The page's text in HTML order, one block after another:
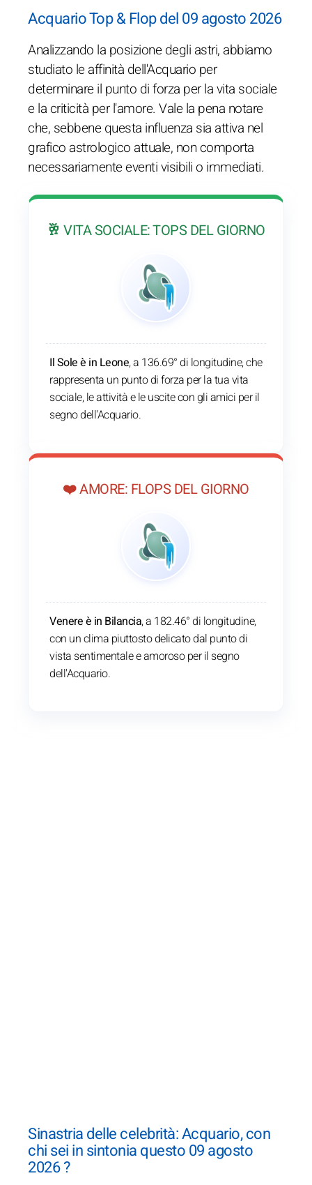
Acquario Top & Flop del 09 agosto 2026
Analizzando la posizione degli astri, abbiamo
studiato le affinità dell'Acquario per
determinare il punto di forza per la vita sociale
e la criticità per l'amore. Vale la pena notare
che, sebbene questa influenza sia attiva nel
grafico astrologico attuale, non comporta
necessariamente eventi visibili o immediati.
🥂 VITA SOCIALE: TOPS DEL GIORNO
Il Sole è in Leone, a 136.69° di longitudine, che
rappresenta un punto di forza per la tua vita
sociale, le attività e le uscite con gli amici per il
segno dell'Acquario.
❤️ AMORE: FLOPS DEL GIORNO
Venere è in Bilancia, a 182.46° di longitudine,
con un clima piuttosto delicato dal punto di
vista sentimentale e amoroso per il segno
dell'Acquario.
Sinastria delle celebrità: Acquario, con
chi sei in sintonia questo 09 agosto
2026 ?